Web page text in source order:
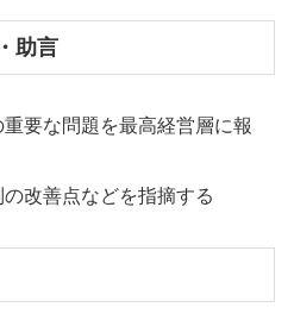
助言
要な問題を最高経営層に報
改善点などを指摘する